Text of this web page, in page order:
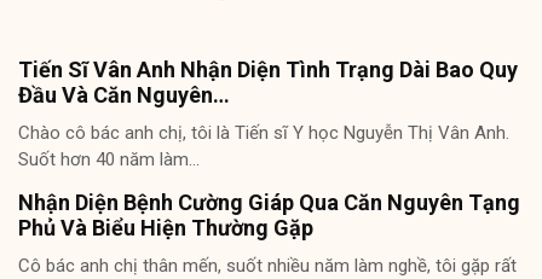
Tiến Sĩ Vân Anh Nhận Diện Tình Trạng Dài Bao Quy
Đầu Và Căn Nguyên…
Chào cô bác anh chị, tôi là Tiến sĩ Y học Nguyễn Thị Vân Anh.
Suốt hơn 40 năm làm…
Nhận Diện Bệnh Cường Giáp Qua Căn Nguyên Tạng
Phủ Và Biểu Hiện Thường Gặp
Cô bác anh chị thân mến, suốt nhiều năm làm nghề, tôi gặp rất